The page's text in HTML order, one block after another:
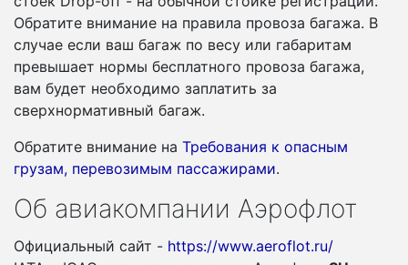
Обратите внимание на правила провоза багажа. В
случае если ваш багаж по весу или габаритам
превышает нормы бесплатного провоза багажа,
вам будет необходимо заплатить за
сверхнормативный багаж.
Обратите внимание на Требования к опасным
грузам, перевозимым пассажирами.
Об авиакомпании Аэрофлот
Официальный сайт - https://www.aeroflot.ru/